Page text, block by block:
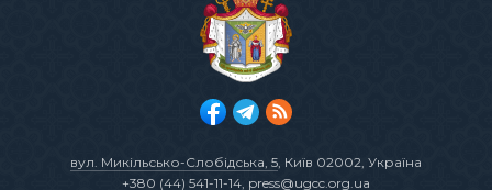
вул. Микільсько-Слобідська, 5, Київ 02002, Україна
+380 (44) 541-11-14, press@ugcc.org.ua